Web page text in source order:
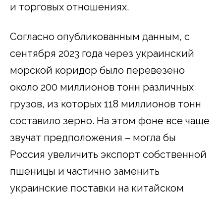
и торговых отношениях.
Согласно опубликованным данным, с
сентября 2023 года через украинский
морской коридор было перевезено
около 200 миллионов тонн различных
грузов, из которых 118 миллионов тонн
составило зерно. На этом фоне все чаще
звучат предположения – могла бы
Россия увеличить экспорт собственной
пшеницы и частично заменить
украинские поставки на китайском